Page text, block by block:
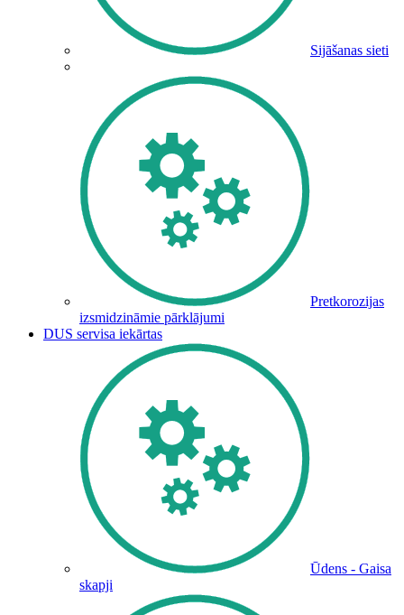
Sijāšanas sieti
Pretkorozijas
izsmidzināmie pārklājumi
DUS servisa iekārtas
Ūdens - Gaisa
skapji